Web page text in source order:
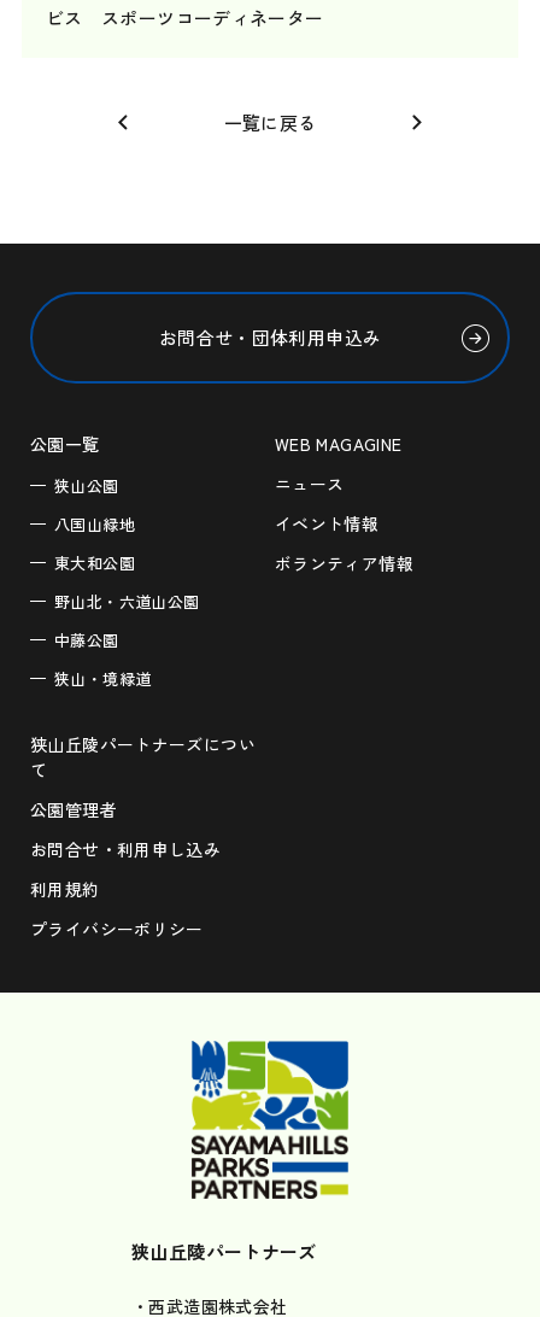
ビス スポーツコーディネーター
一覧に戻る
お問合せ・団体利用申込み
公園一覧
狭山公園
八国山緑地
東大和公園
野山北・六道山公園
中藤公園
狭山・境緑道
WEB MAGAGINE
ニュース
イベント情報
ボランティア情報
狭山丘陵パートナーズについ
て
公園管理者
お問合せ・利用申し込み
利用規約
プライバシーポリシー
狭山丘陵パートナーズ
・西武造園株式会社